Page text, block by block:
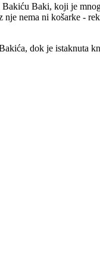
Baki, koji je
nema ni košarke -
dok je istaknuta